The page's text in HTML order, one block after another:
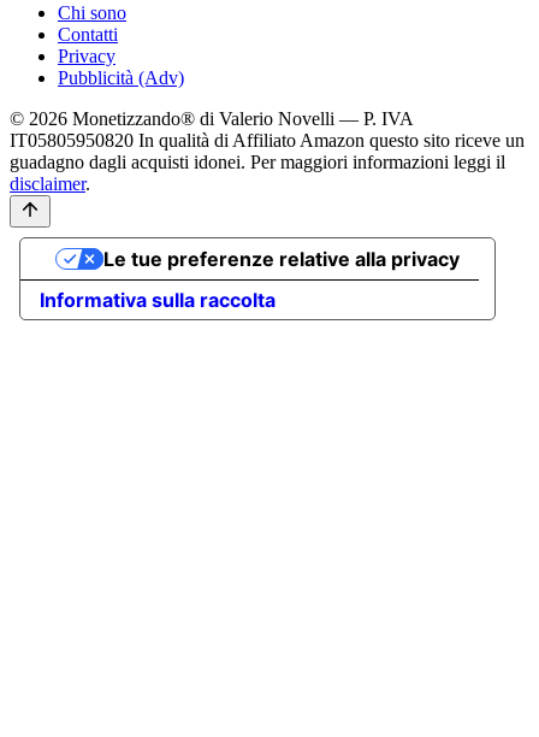
Chi sono
Contatti
Privacy
Pubblicità (Adv)
© 2026 Monetizzando® di Valerio Novelli — P. IVA
IT05805950820 In qualità di Affiliato Amazon questo sito riceve un
guadagno dagli acquisti idonei. Per maggiori informazioni leggi il
disclaimer.
Informativa sulla raccolta
Le tue preferenze relative alla privacy